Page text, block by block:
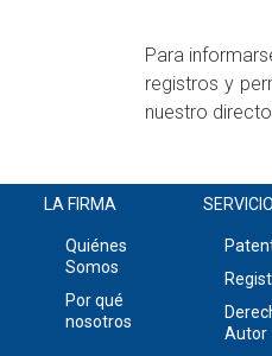
Para
registros y
nuestro
LA FIRMA
Quiénes
Somos
Por qué
nosotros
Autor